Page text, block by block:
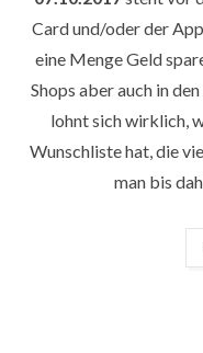
Card und/oder der
eine Menge Geld
Shops aber auch in
lohnt sich wirklich,
Wunschliste hat, die
man bis